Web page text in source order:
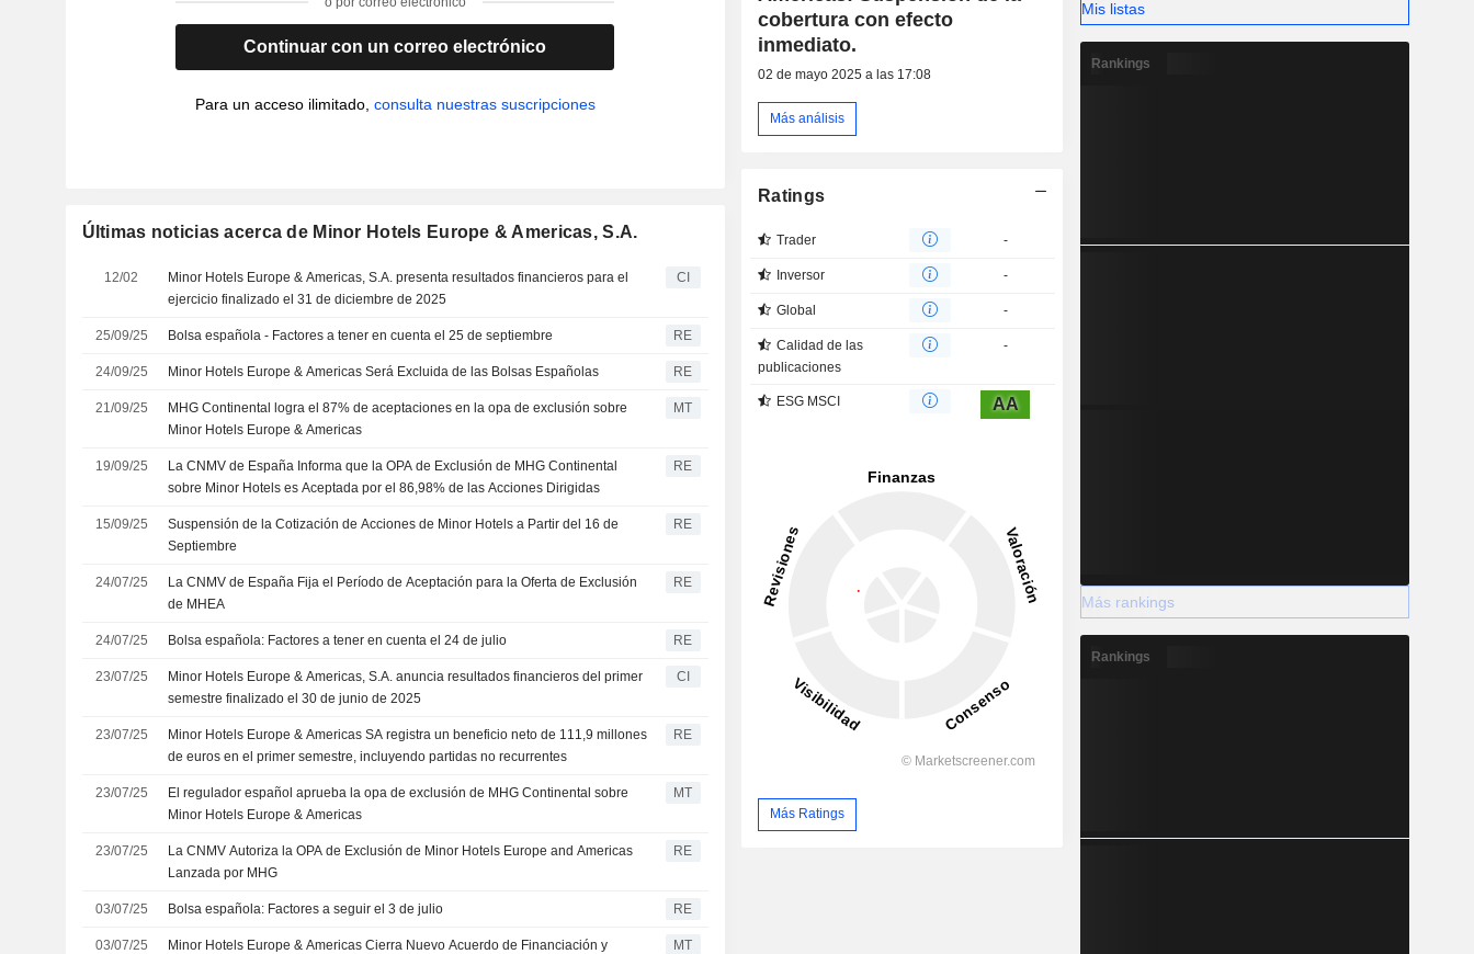
Continuar con un correo electrónico
Para un acceso ilimitado, consulta nuestras suscripciones
Últimas noticias acerca de Minor Hotels Europe & Americas, S.A.
12/02
Minor Hotels Europe & Americas, S.A. presenta resultados financieros para el
ejercicio finalizado el 31 de diciembre de 2025
CI
25/09/25 Bolsa española - Factores a tener en cuenta el 25 de septiembre RE
24/09/25 Minor Hotels Europe & Americas Será Excluida de las Bolsas Españolas RE
21/09/25
MHG Continental logra el 87% de aceptaciones en la opa de exclusión sobre
Minor Hotels Europe & Americas
MT
19/09/25
La CNMV de España Informa que la OPA de Exclusión de MHG Continental
sobre Minor Hotels es Aceptada por el 86,98% de las Acciones Dirigidas
RE
15/09/25
Suspensión de la Cotización de Acciones de Minor Hotels a Partir del 16 de
Septiembre
RE
24/07/25
La CNMV de España Fija el Período de Aceptación para la Oferta de Exclusión
de MHEA
RE
24/07/25 Bolsa española: Factores a tener en cuenta el 24 de julio RE
23/07/25
Minor Hotels Europe & Americas, S.A. anuncia resultados financieros del primer
semestre finalizado el 30 de junio de 2025
CI
23/07/25
Minor Hotels Europe & Americas SA registra un beneficio neto de 111,9 millones
de euros en el primer semestre, incluyendo partidas no recurrentes
RE
23/07/25
El regulador español aprueba la opa de exclusión de MHG Continental sobre
Minor Hotels Europe & Americas
MT
23/07/25
La CNMV Autoriza la OPA de Exclusión de Minor Hotels Europe and Americas
Lanzada por MHG
RE
03/07/25 Bolsa española: Factores a seguir el 3 de julio RE
03/07/25
Minor Hotels Europe & Americas Cierra Nuevo Acuerdo de Financiación y
MT
cobertura con efecto
inmediato.
02 de mayo 2025 a las 17:08
Más análisis
Ratings
Trader -
Inversor -
Global -
Calidad de las
publicaciones
-
ESG MSCI AA
Más Ratings
Mis listas
Rankings
Más rankings
Rankings